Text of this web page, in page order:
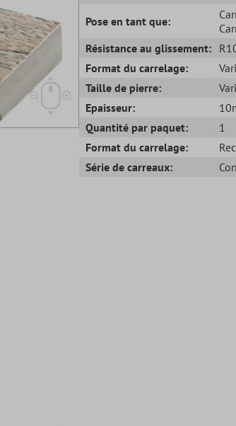
Pose en tant que:
Résistance au glissement:
Format du carrelage:
Taille de pierre:
Epaisseur:
Quantité par paquet:
1
Format du carrelage:
Série de carreaux: